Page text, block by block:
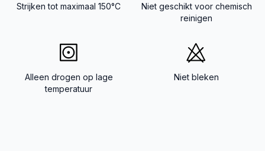
Strijken tot maximaal 150°C
Niet geschikt voor chemisch
reinigen
Alleen drogen op lage
temperatuur
Niet bleken